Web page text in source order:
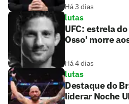
Há 3 dias
lutas
UFC: estrela
Osso' morre
Há 4 dias
lutas
Destaque do
liderar Noche